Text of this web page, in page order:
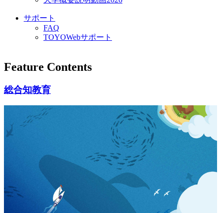
サポート
FAQ
TOYOWebサポート
Feature Contents
総合知教育